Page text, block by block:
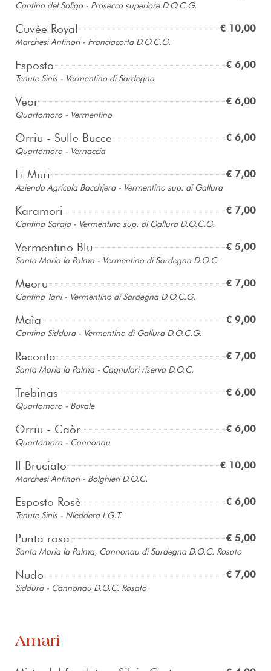
Cantina del Soligo - Prosecco superiore D.O.C.G.
Cuvèe Royal € 10,00
Marchesi Antinori - Franciacorta D.O.C.G.
Esposto € 6,00
Tenute Sinis - Vermentino di Sardegna
Veor € 6,00
Quartomoro - Vermentino
Orriu - Sulle Bucce € 6,00
Quartomoro - Vernaccia
Li Muri € 7,00
Azienda Agricola Bacchjera - Vermentino sup. di Gallura
Karamori € 7,00
Cantina Saraja - Vermentino sup. di Gallura D.O.C.G.
Vermentino Blu € 5,00
Santa Maria la Palma - Vermentino di Sardegna D.O.C.
Meoru € 7,00
Cantina Tani - Vermentino di Sardegna D.O.C.G.
Maìa € 9,00
Cantina Siddura - Vermentino di Gallura D.O.C.G.
Reconta € 7,00
Santa Maria la Palma - Cagnulari riserva D.O.C.
Trebinas € 6,00
Quartomoro - Bovale
Orriu - Caòr € 6,00
Quartomoro - Cannonau
Il Bruciato € 10,00
Marchesi Antinori - Bolghieri D.O.C.
Esposto Rosè € 6,00
Tenute Sinis - Nieddera I.G.T.
Punta rosa € 5,00
Santa Maria la Palma, Cannonau di Sardegna D.O.C. Rosato
Nudo € 7,00
Siddùra - Cannonau D.O.C. Rosato
Amari